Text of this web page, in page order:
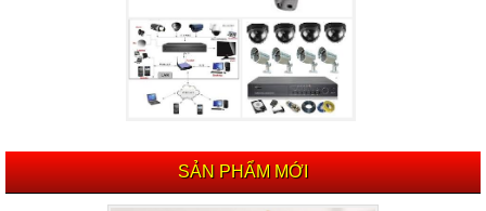
SẢN PHẨM MỚI